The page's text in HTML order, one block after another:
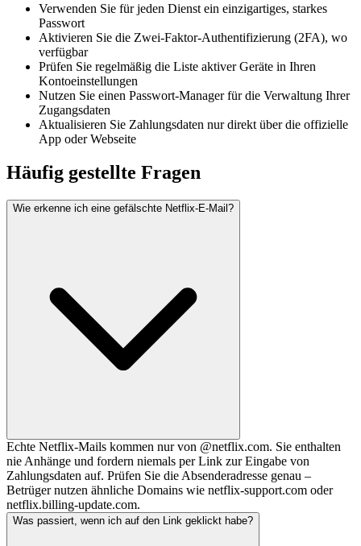
Verwenden Sie für jeden Dienst ein einzigartiges, starkes
Passwort
Aktivieren Sie die Zwei-Faktor-Authentifizierung (2FA), wo
verfügbar
Prüfen Sie regelmäßig die Liste aktiver Geräte in Ihren
Kontoeinstellungen
Nutzen Sie einen Passwort-Manager für die Verwaltung Ihrer
Zugangsdaten
Aktualisieren Sie Zahlungsdaten nur direkt über die offizielle
App oder Webseite
Häufig gestellte Fragen
Wie erkenne ich eine gefälschte Netflix-E-Mail?
Echte Netflix-Mails kommen nur von @netflix.com. Sie enthalten
nie Anhänge und fordern niemals per Link zur Eingabe von
Zahlungsdaten auf. Prüfen Sie die Absenderadresse genau –
Betrüger nutzen ähnliche Domains wie netflix-support.com oder
netflix.billing-update.com.
Was passiert, wenn ich auf den Link geklickt habe?